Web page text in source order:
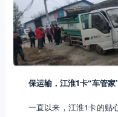
保运输，江淮1卡“车管
一直以来，江淮1卡的贴